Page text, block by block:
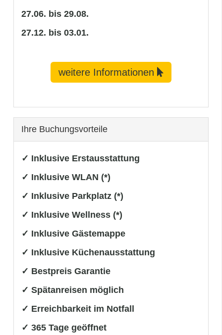
27.06. bis 29.08.
27.12. bis 03.01.
weitere Informationen
Ihre Buchungsvorteile
✓ Inklusive Erstausstattung
✓ Inklusive WLAN (*)
✓ Inklusive Parkplatz (*)
✓ Inklusive Wellness (*)
✓ Inklusive Gästemappe
✓ Inklusive Küchenausstattung
✓ Bestpreis Garantie
✓ Spätanreisen möglich
✓ Erreichbarkeit im Notfall
✓ 365 Tage geöffnet